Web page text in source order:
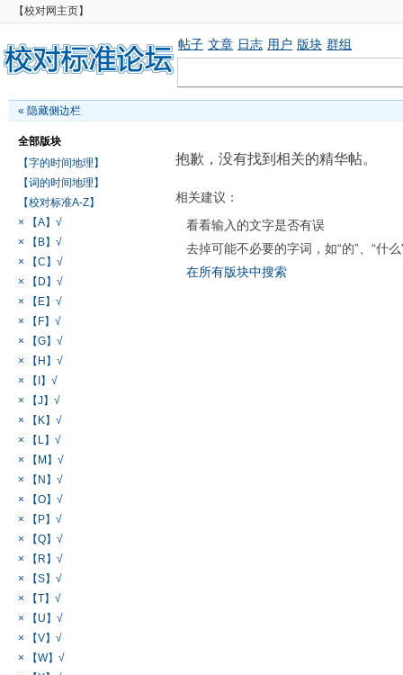
【校对网主页】
帖子 文章 日志 用户 版块 群组
« 隐藏侧边栏
全部版块
【字的时间地理】
【词的时间地理】
【校对标准A-Z】
× 【A】√
× 【B】√
× 【C】√
× 【D】√
× 【E】√
× 【F】√
× 【G】√
× 【H】√
× 【I】√
× 【J】√
× 【K】√
× 【L】√
× 【M】√
× 【N】√
× 【O】√
× 【P】√
× 【Q】√
× 【R】√
× 【S】√
× 【T】√
× 【U】√
× 【V】√
× 【W】√
抱歉，没有找到相关的精华帖。
相关建议：
看看输入的文字是否有误
去掉可能不必要的字词，如“的”、“什么
在所有版块中搜索